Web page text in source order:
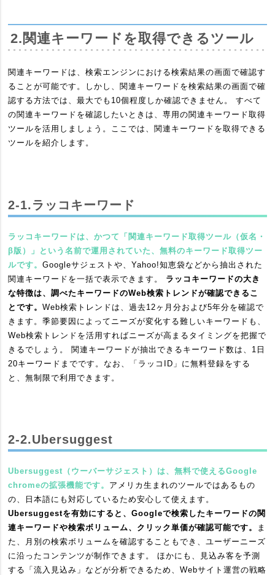
2.​関連キーワードを取得できるツール
関連キーワードは、検索エンジンにおける検索結果の画面で確認す
ることが可能です。しかし、関連キーワードを検索結果の画面で確
認する方法では、最大でも10個程度しか確認できません。 すべて
の関連キーワードを確認したいときは、専用の関連キーワード取得
ツールを活用しましょう。ここでは、関連キーワードを取得できる
ツールを紹介します。
2-1.ラッコキーワード
ラッコキーワードは、かつて「関連キーワード取得ツール（仮名・
β版）」という名前で運用されていた、無料のキーワード取得ツー
ルです。Googleサジェストや、Yahoo!知恵袋などから抽出された
関連キーワードを一括で表示できます。 ラッコキーワードの大き
な特徴は、調べたキーワードのWeb検索トレンドが確認できるこ
とです。Web検索トレンドは、過去12ヶ月分および5年分を確認で
きます。季節要因によってニーズが変化する難しいキーワードも、
Web検索トレンドを活用すればニーズが高まるタイミングを把握で
きるでしょう。 関連キーワードが抽出できるキーワード数は、1日
20キーワードまでです。なお、「ラッコID」に無料登録をする
と、無制限で利用できます。
2-2.Ubersuggest
Ubersuggest（ウーバーサジェスト）は、無料で使えるGoogle
chromeの拡張機能です。 アメリカ生まれのツールではあるもの
の、日本語にも対応しているため安心して使えます。
Ubersuggestを有効にすると、Googleで検索したキーワードの関
連キーワードや検索ボリューム、クリック単価が確認可能です。
ま
た、月別の検索ボリュームを確認することもでき、ユーザーニーズ
に沿ったコンテンツが制作できます。 ほかにも、見込み客を予測
する「流入見込み」などが分析できるため、Webサイト運営の戦略